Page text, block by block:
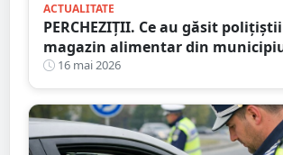
ACTUALITATE
PERCHEZIȚII. Ce au găsit
magazin alimentar din
Mare
16 mai 2026